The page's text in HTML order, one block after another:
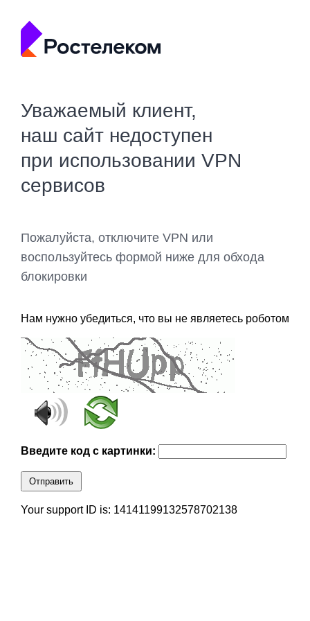
Уважаемый клиент,
наш сайт недоступен
при использовании VPN
сервисов
Пожалуйста, отключите VPN или
воспользуйтесь формой ниже для обхода
блокировки
Нам нужно убедиться, что вы не являетесь роботом
Введите код с картинки:
Отправить
Your support ID is: 14141199132578702138